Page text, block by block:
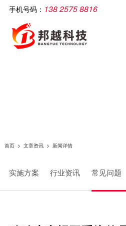
手机号码： 138 2575 8816
公司简介
关于邦越
智慧工厂
智慧工厂理论介绍
解决方案
制造执行系统解决方案
软件产品
移动生产报工系统
相关产品
智能打印机
服务支持
服务支持
文章资讯
实施方案
联系我们
联系方式
首页 > 文章资讯 > 新闻详情
实施方案 行业资讯 常见问题